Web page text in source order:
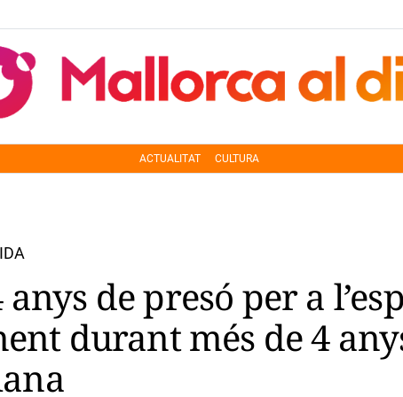
ACTUALITAT CULTURA
de presó per a
durant més de 4